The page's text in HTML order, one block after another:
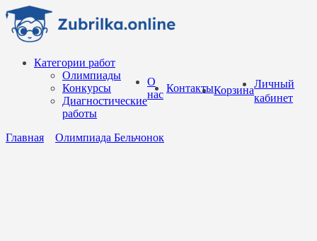
Перейти
содержанию
Категории работ
Олимпиады
Конкурсы
Диагностические
работы
О
нас
КонтактыКорзина
Личный
кабинет
Главная Олимпиада Бельчонок